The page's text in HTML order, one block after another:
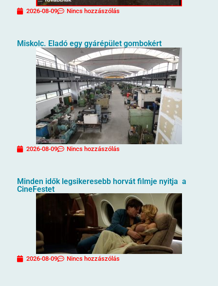
2026-08-09 Nincs hozzászólás
Miskolc. Eladó egy gyárépület gombokért
2026-08-09 Nincs hozzászólás
Minden idők legsikeresebb horvát filmje nyitja a
CineFestet
2026-08-09 Nincs hozzászólás